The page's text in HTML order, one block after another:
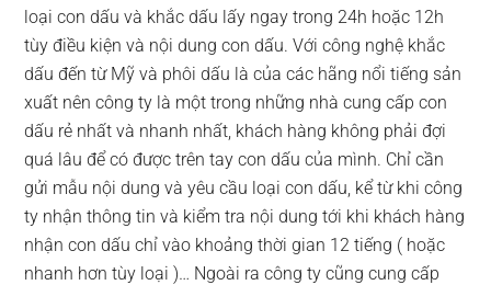
loại con dấu và khắc dấu lấy ngay trong 24h hoặc 12h
tùy điều kiện và nội dung con dấu. Với công nghệ khắc
dấu đến từ Mỹ và phôi dấu là của các hãng nổi tiếng sản
xuất nên công ty là một trong những nhà cung cấp con
dấu rẻ nhất và nhanh nhất, khách hàng không phải đợi
quá lâu để có được trên tay con dấu của mình. Chỉ cần
gửi mẫu nội dung và yêu cầu loại con dấu, kể từ khi công
ty nhận thông tin và kiểm tra nội dung tới khi khách hàng
nhận con dấu chỉ vào khoảng thời gian 12 tiếng ( hoặc
nhanh hơn tùy loại )… Ngoài ra công ty cũng cung cấp